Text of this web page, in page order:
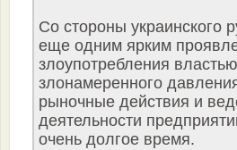
Со стороны украинского
еще одним ярким
злоупотребления
злонамеренного
рыночные действия и
деятельности
очень долгое время.